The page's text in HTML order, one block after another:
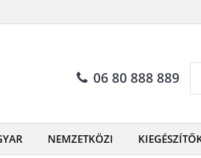
06 80 888 889
NEMZETKÖZI
által